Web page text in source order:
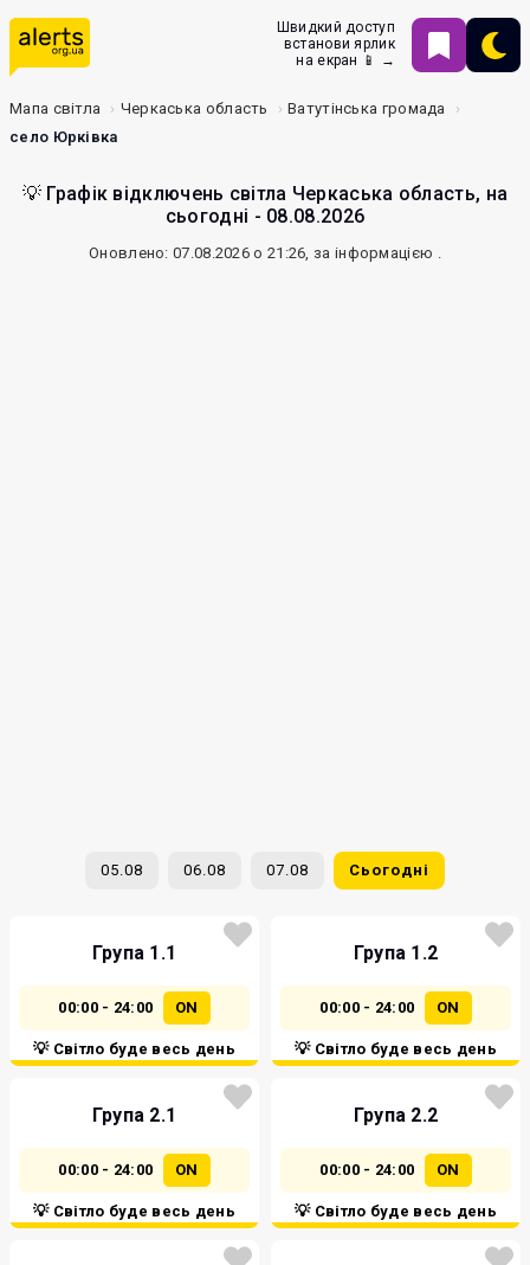
Швидкий доступ
встанови ярлик
на екран 📱 →
Мапа світла Черкаська область
Ватутінська громада
село Юрківка
💡 Графік відключень світла Черкаська область, на
сьогодні - 08.08.2026
Оновлено: 07.08.2026 о 21:26, за інформацією .
05.08 06.08 07.08 Сьогодні
Група 1.1
00:00 - 24:00 ON
💡 Світло буде весь день
Група 1.2
00:00 - 24:00 ON
💡 Світло буде весь день
Група 2.1
00:00 - 24:00 ON
💡 Світло буде весь день
Група 2.2
00:00 - 24:00 ON
💡 Світло буде весь день